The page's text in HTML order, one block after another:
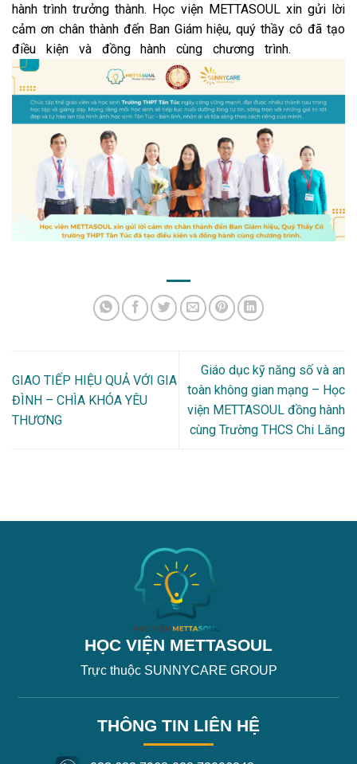
hành trình trưởng thành. Học viện METTASOUL xin gửi lời
cảm ơn chân thành đến Ban Giám hiệu, quý thầy cô đã tạo
điều kiện và đồng hành cùng chương trình.
GIAO TIẾP HIỆU QUẢ VỚI GIA
ĐÌNH – CHÌA KHÓA YÊU
THƯƠNG
Giáo dục kỹ năng số và an
toàn không gian mạng – Học
viện METTASOUL đồng hành
cùng Trường THCS Chi Lăng
HỌC VIỆN METTASOUL
Trực thuộc SUNNYCARE GROUP
THÔNG TIN LIÊN HỆ